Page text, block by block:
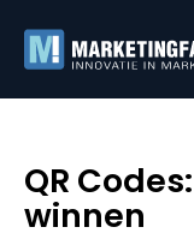
QR
winnen